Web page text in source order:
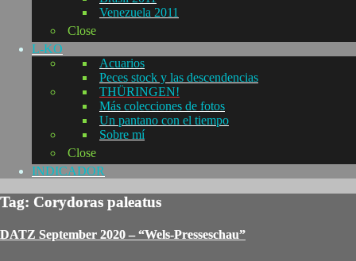
Venezuela 2011
Close
L-KO
Acuarios
Peces stock y las descendencias
THÜRINGEN!
Más colecciones de fotos
Un pantano con el tiempo
Sobre mí
Close
INDICADOR
Tag: Corydoras paleatus
DATZ September 2020 – “Wels-Presseschau”